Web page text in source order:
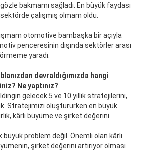
bakmamı sağladı. En büyük faydası
çalışmış olmam oldu.
otomotive bambaşka bir açıyla
penceresinin dışında sektörler arası
yaradı.
devraldığımızda hangi
Ne yaptınız?
gelecek 5 ve 10 yıllık stratejilerini,
Stratejimizi oluştururken en büyük
kârlı büyüme ve şirket değerini
büyük problem değil. Önemli olan kârlı
şirket değerini artırıyor olması